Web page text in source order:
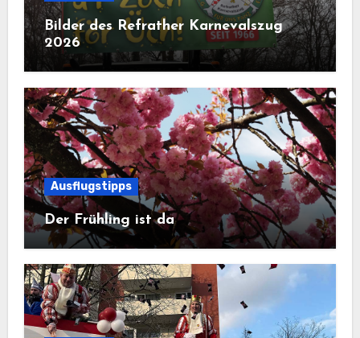
Bilder des Refrather Karnevalszug
2026
Ausflugstipps
Der Frühling ist da